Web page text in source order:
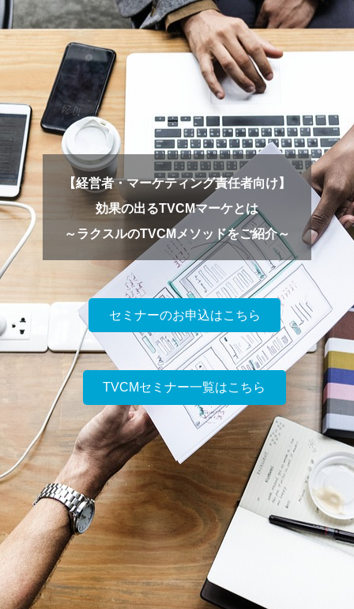
【経営者・マーケティング責任者向け】
効果の出るTVCMマーケとは
～ラクスルのTVCMメソッドをご紹介～
セミナーのお申込はこちら
TVCMセミナー一覧はこちら